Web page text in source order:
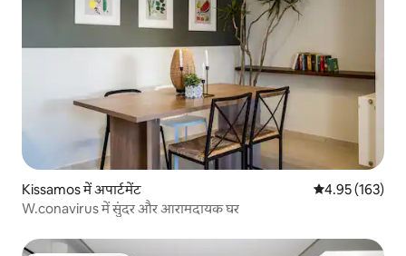
Kissamos में अपार्टमेंट औसत रेटिंग 5 में से
4.95 (163)
W.conavirus में सुंदर और आरामदायक घर